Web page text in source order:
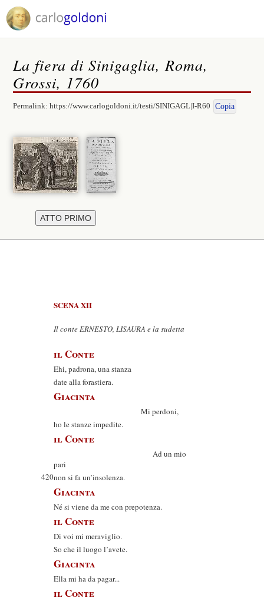
La fiera di Sinigaglia, Roma,
Grossi, 1760
Permalink:https://www.carlogoldoni.it/testi/SINIGAGL|I-R60 Copia
SCENA XII
Il conte ERNESTO, LISAURA e la sudetta
il Conte
Ehi, padrona, una stanza
date alla forastiera.
Giacinta
Mi perdoni,
ho le stanze impedite.
il Conte
Ad un mio
pari
420non si fa un’insolenza.
Giacinta
Né si viene da me con prepotenza.
il Conte
Di voi mi meraviglio.
So che il luogo l’avete.
Giacinta
Ella mi ha da pagar...
il Conte